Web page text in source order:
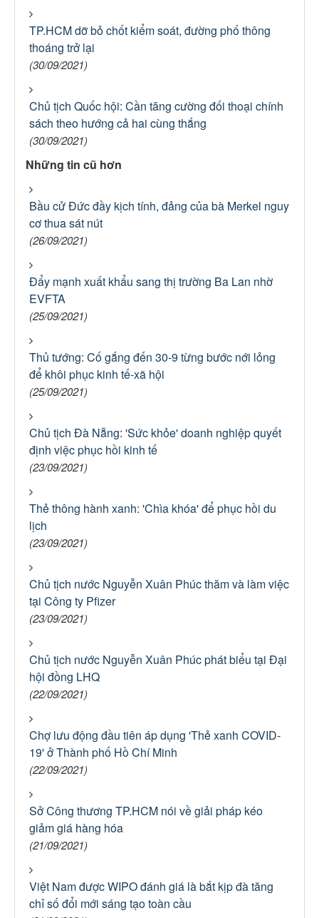
TP.HCM dỡ bỏ chốt kiểm soát, đường phố thông
thoáng trở lại
(30/09/2021)
Chủ tịch Quốc hội: Cần tăng cường đối thoại chính
sách theo hướng cả hai cùng thắng
(30/09/2021)
Những tin cũ hơn
Bầu cử Đức đầy kịch tính, đảng của bà Merkel nguy
cơ thua sát nút
(26/09/2021)
Đẩy mạnh xuất khẩu sang thị trường Ba Lan nhờ
EVFTA
(25/09/2021)
Thủ tướng: Cố gắng đến 30-9 từng bước nới lỏng
để khôi phục kinh tế-xã hội
(25/09/2021)
Chủ tịch Đà Nẵng: 'Sức khỏe' doanh nghiệp quyết
định việc phục hồi kinh tế
(23/09/2021)
Thẻ thông hành xanh: 'Chìa khóa' để phục hồi du
lịch
(23/09/2021)
Chủ tịch nước Nguyễn Xuân Phúc thăm và làm việc
tại Công ty Pfizer
(23/09/2021)
Chủ tịch nước Nguyễn Xuân Phúc phát biểu tại Đại
hội đồng LHQ
(22/09/2021)
Chợ lưu động đầu tiên áp dụng 'Thẻ xanh COVID-
19' ở Thành phố Hồ Chí Minh
(22/09/2021)
Sở Công thương TP.HCM nói về giải pháp kéo
giảm giá hàng hóa
(21/09/2021)
Việt Nam được WIPO đánh giá là bắt kịp đà tăng
chỉ số đổi mới sáng tạo toàn cầu